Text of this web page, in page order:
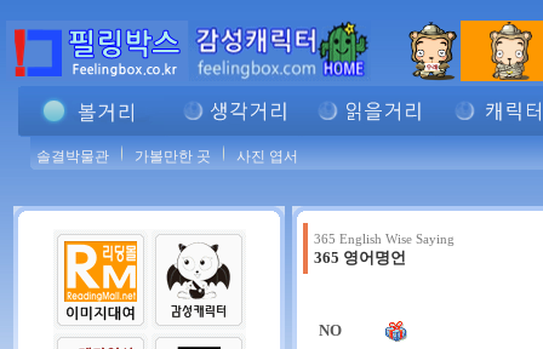
솔결박물관 가볼만한 곳 사진 엽서
365 English Wise Saying
365 영어명언
NO